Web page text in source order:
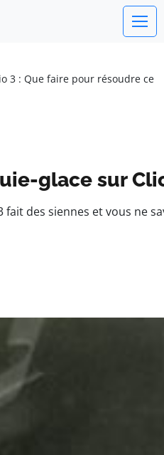
3 : Que faire pour résoudre ce
glace sur
fait des siennes et vous ne